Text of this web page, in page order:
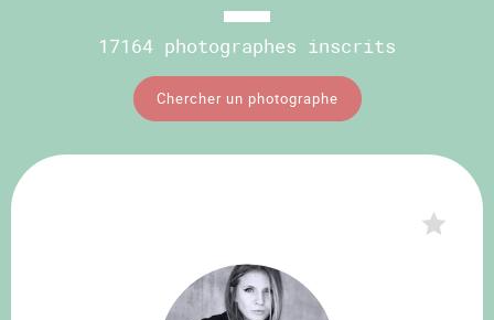
17164 photographes inscrits
Chercher un photographe